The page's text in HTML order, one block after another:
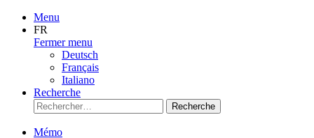
Menu
FR
Fermer menu
Deutsch
Français
Italiano
Recherche
Recherche
Mémo